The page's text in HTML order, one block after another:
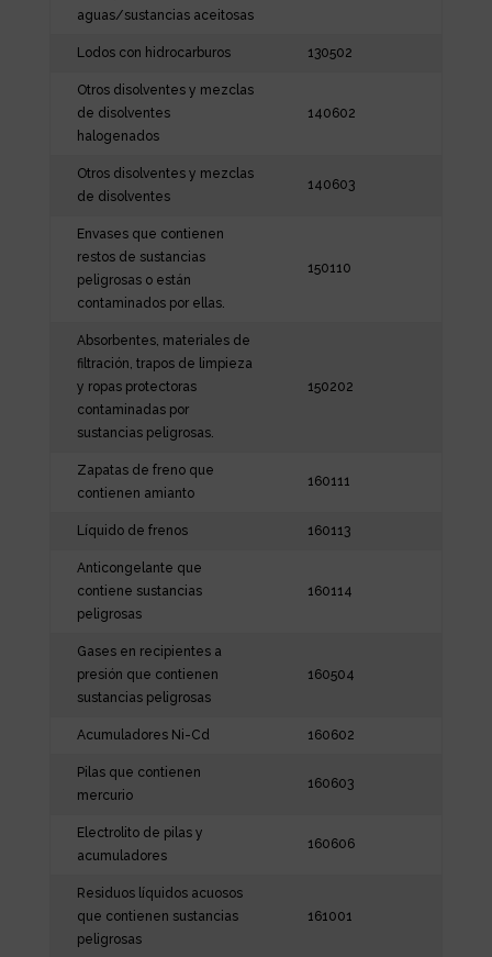
aguas/sustancias aceitosas
Lodos con hidrocarburos 130502
Otros disolventes y mezclas
de disolventes
halogenados
140602
Otros disolventes y mezclas
de disolventes
140603
Envases que contienen
restos de sustancias
peligrosas o están
contaminados por ellas.
150110
Absorbentes, materiales de
filtración, trapos de limpieza
y ropas protectoras
contaminadas por
sustancias peligrosas.
150202
Zapatas de freno que
contienen amianto
160111
Líquido de frenos 160113
Anticongelante que
contiene sustancias
peligrosas
160114
Gases en recipientes a
presión que contienen
sustancias peligrosas
160504
Acumuladores Ni-Cd 160602
Pilas que contienen
mercurio
160603
Electrolito de pilas y
acumuladores
160606
Residuos líquidos acuosos
que contienen sustancias
peligrosas
161001